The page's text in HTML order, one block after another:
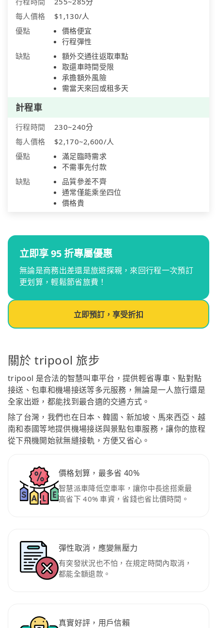
每人價格
$1,130/人
優點
價格便宜
行程彈性
缺點
額外交通往返取車點
取還車時間受限
承擔額外風險
需當天來回或租多天
計程車
行程時間
230~240分
每人價格
$2,170~2,600/人
優點
滿足臨時需求
不需事先付款
缺點
品質參差不齊
通常僅能乘坐四位
價格貴
立即享 95 折專屬優惠
無論是商務出差還是旅遊探親，來回行程一次預訂
更划算，輕鬆節省旅費！
立即預訂，享受折扣
關於 tripool 旅步
tripool 是合法的智慧叫車平台，提供輕省專車、點對點
接送、包車和機場接送等多元服務，無論是一人旅行還是
全家出遊，都能找到最合適的交通方式。
除了台灣，我們也在日本、韓國、新加坡、馬來西亞、越
南和泰國等地提供機場接送與景點包車服務，讓你的旅程
從下飛機開始就無縫接軌，方便又省心。
價格划算，最多省 40%
智慧派車降低空車率，讓你中長途搭乘最
高省下 40% 車資，省錢也省比價時間。
彈性取消，應變無壓力
有突發狀況也不怕，在規定時間內取消，
都能全額退款。
真實好評，用戶信賴